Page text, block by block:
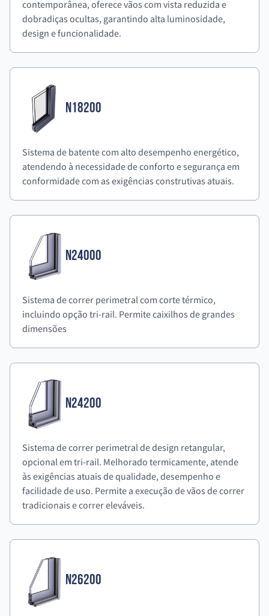
contemporânea, oferece vãos com vista reduzida e
dobradiças ocultas, garantindo alta luminosidade,
design e funcionalidade.
N18200
Sistema de batente com alto desempenho energético,
atendendo à necessidade de conforto e segurança em
conformidade com as exigências construtivas atuais.
N24000
Sistema de correr perimetral com corte térmico,
incluindo opção tri-rail. Permite caixilhos de grandes
dimensões
N24200
Sistema de correr perimetral de design retangular,
opcional em tri-rail. Melhorado termicamente, atende
às exigências atuais de qualidade, desempenho e
facilidade de uso. Permite a execução de vãos de correr
tradicionais e correr eleváveis.
N26200